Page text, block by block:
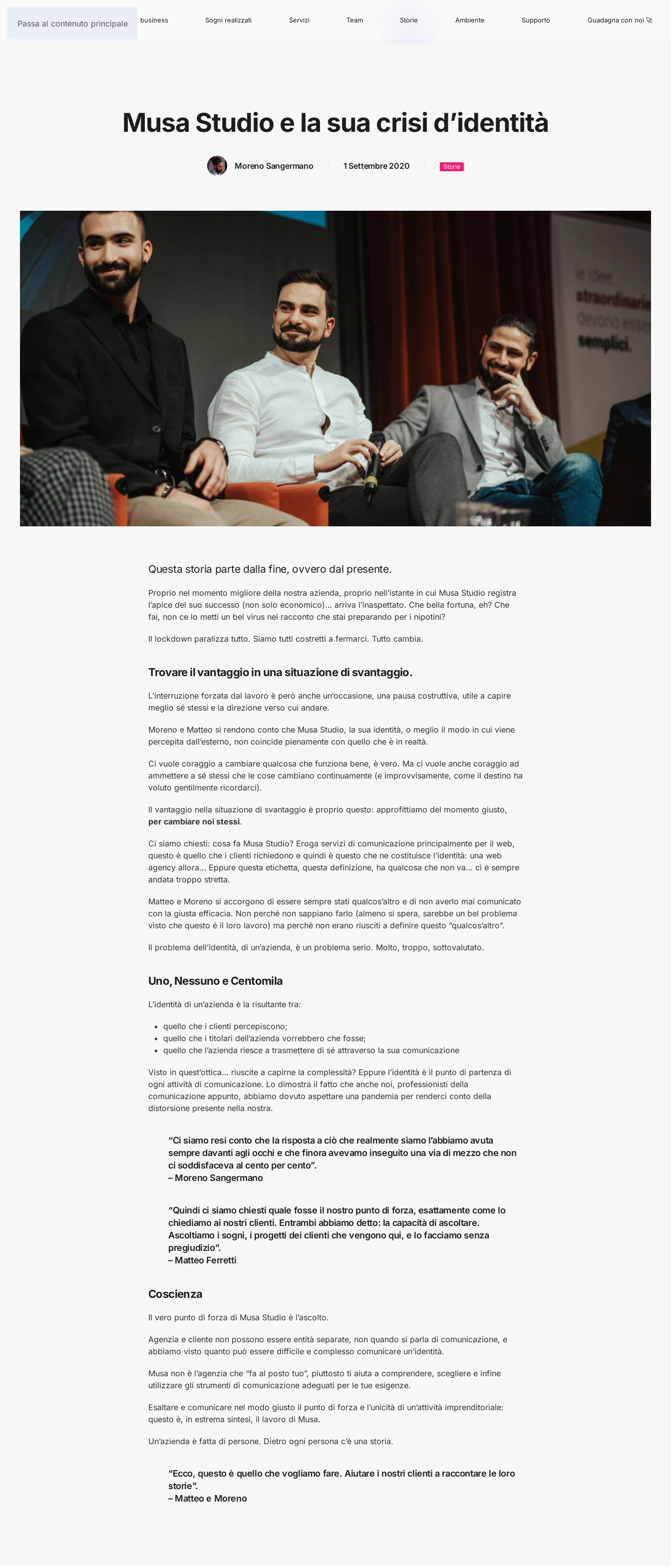
Passa al contenuto principalePer il tuo business Sogni realizzati Servizi Team Storie Ambiente Supporto Guadagna con noi 🚀
Musa Studio e la sua crisi d’identità
Moreno Sangermano 1 Settembre 2020 Storie
Questa storia parte dalla fine, ovvero dal presente.
Proprio nel momento migliore della nostra azienda, proprio nell’istante in cui Musa Studio registra
l’apice del suo successo (non solo economico)… arriva l’inaspettato. Che bella fortuna, eh? Che
fai, non ce lo metti un bel virus nel racconto che stai preparando per i nipotini?
Il lockdown paralizza tutto. Siamo tutti costretti a fermarci. Tutto cambia.
Trovare il vantaggio in una situazione di svantaggio.
L’interruzione forzata dal lavoro è però anche un’occasione, una pausa costruttiva, utile a capire
meglio sé stessi e la direzione verso cui andare.
Moreno e Matteo si rendono conto che Musa Studio, la sua identità, o meglio il modo in cui viene
percepita dall’esterno, non coincide pienamente con quello che è in realtà.
Ci vuole coraggio a cambiare qualcosa che funziona bene, è vero. Ma ci vuole anche coraggio ad
ammettere a sé stessi che le cose cambiano continuamente (e improvvisamente, come il destino ha
voluto gentilmente ricordarci).
Il vantaggio nella situazione di svantaggio è proprio questo: approfittiamo del momento giusto,
per cambiare noi stessi.
Ci siamo chiesti: cosa fa Musa Studio? Eroga servizi di comunicazione principalmente per il web,
questo è quello che i clienti richiedono e quindi è questo che ne costituisce l’identità: una web
agency allora… Eppure questa etichetta, questa definizione, ha qualcosa che non va… ci è sempre
andata troppo stretta.
Matteo e Moreno si accorgono di essere sempre stati qualcos’altro e di non averlo mai comunicato
con la giusta efficacia. Non perché non sappiano farlo (almeno si spera, sarebbe un bel problema
visto che questo è il loro lavoro) ma perché non erano riusciti a definire questo “qualcos’altro”.
Il problema dell’identità, di un’azienda, è un problema serio. Molto, troppo, sottovalutato.
Uno, Nessuno e Centomila
L’identità di un’azienda è la risultante tra:
quello che i clienti percepiscono;
quello che i titolari dell’azienda vorrebbero che fosse;
quello che l’azienda riesce a trasmettere di sé attraverso la sua comunicazione
Visto in quest’ottica… riuscite a capirne la complessità? Eppure l’identità è il punto di partenza di
ogni attività di comunicazione. Lo dimostra il fatto che anche noi, professionisti della
comunicazione appunto, abbiamo dovuto aspettare una pandemia per renderci conto della
distorsione presente nella nostra.
“Ci siamo resi conto che la risposta a ciò che realmente siamo l’abbiamo avuta
sempre davanti agli occhi e che finora avevamo inseguito una via di mezzo che non
ci soddisfaceva al cento per cento”.
– Moreno Sangermano
“Quindi ci siamo chiesti quale fosse il nostro punto di forza, esattamente come lo
chiediamo ai nostri clienti. Entrambi abbiamo detto: la capacità di ascoltare.
Ascoltiamo i sogni, i progetti dei clienti che vengono qui, e lo facciamo senza
pregiudizio”.
– Matteo Ferretti
Coscienza
Il vero punto di forza di Musa Studio è l’ascolto.
Agenzia e cliente non possono essere entità separate, non quando si parla di comunicazione, e
abbiamo visto quanto può essere difficile e complesso comunicare un’identità.
Musa non è l’agenzia che “fa al posto tuo”, piuttosto ti aiuta a comprendere, scegliere e infine
utilizzare gli strumenti di comunicazione adeguati per le tue esigenze.
Esaltare e comunicare nel modo giusto il punto di forza e l’unicità di un’attività imprenditoriale:
questo è, in estrema sintesi, il lavoro di Musa.
Un’azienda è fatta di persone. Dietro ogni persona c’è una storia.
“Ecco, questo è quello che vogliamo fare. Aiutare i nostri clienti a raccontare le loro
storie”.
– Matteo e Moreno